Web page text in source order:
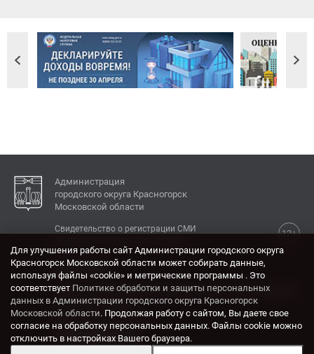
Администрация
городского округа Красногорск
Московской области
12+
Свидетельство о регистрации СМИ
КОНТАКТЫ
Адрес: 143404, Московская область, г. Красногорск,
ул. Ленина, дом 4.
Электронная почта:
krasrn@mosreg.ru
Для улучшения работы сайт Администрации городского округа
Красногорск Московской области может собирать данные,
используя файлы «cookie» и метрические программы . Это
соответствует Политике обработки и защиты персональных
данных в Администрации городского округа Красногорск
Московской области. Продолжая работу с сайтом, Вы даете свое
согласие на обработку персональных данных. Файлы cookie можно
отключить в настройках Вашего браузера.